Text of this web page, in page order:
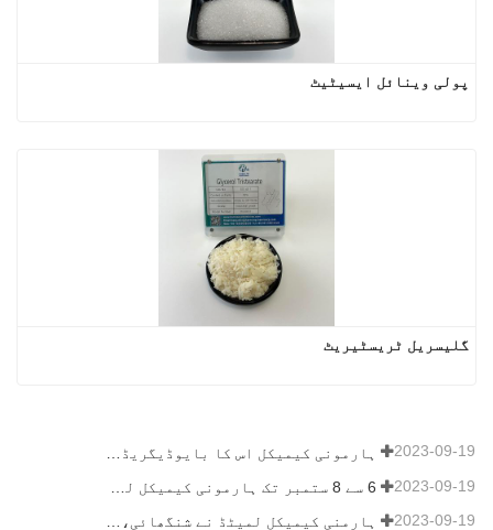
پولی وینائل ایسیٹیٹ
گلیسریل ٹریسٹیریٹ
2023-09-19
2023-09-19
2023-09-19